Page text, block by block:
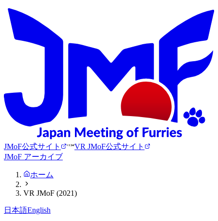
JMoF公式サイト
VR JMoF公式サイト
JMoF アーカイブ
ホーム
VR JMoF (2021)
日本語English